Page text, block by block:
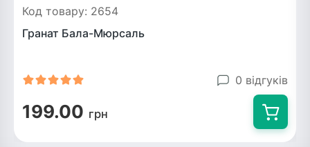
Код товару: 2654
Гранат Бала-Мюрсаль
0 відгуків
199.00 грн